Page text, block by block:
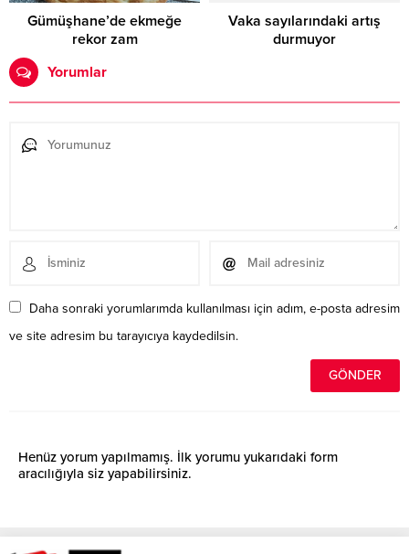
Gümüşhane’de ekmeğe
rekor zam
Vaka sayılarındaki artış
durmuyor
Yorumlar
Daha sonraki yorumlarımda kullanılması için adım, e-posta adresim
ve site adresim bu tarayıcıya kaydedilsin.
Henüz yorum yapılmamış. İlk yorumu yukarıdaki form
aracılığıyla siz yapabilirsiniz.